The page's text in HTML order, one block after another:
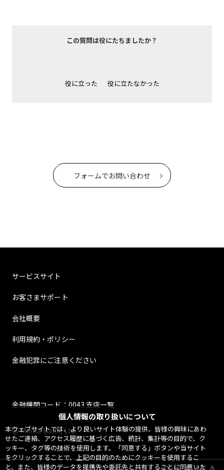
個人情報の取り扱いについて
本ウェブサイトでは、より良いサイト体験の提供、皆様の興味にあわ
せたご連絡、アクセス履歴に基づく広告、統計、集計等の目的で、ク
ッキー、タグ等の技術を使用します。「同意する」ボタンや当サイト
をクリックすることで、上記の目的のためにクッキーを使用するこ
と、また、皆様のデータを提携先や委託先と共有することに同意いた
この質問は役にたちましたか？
役に立った 役に立たなかった
フォームでお問い合わせ
サービスサイト
お客さまサポート
会社概要
利用規約・ポリシー
金融犯罪にご注意ください
金融機関コード：0043 支店一覧
@ Minna Bank, Ltd.